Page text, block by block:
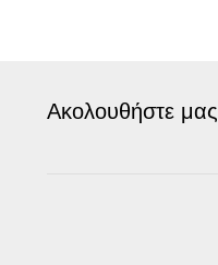
Ακολουθήστε μας